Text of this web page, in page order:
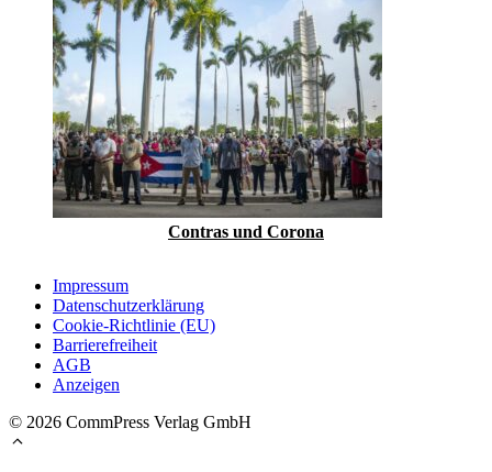
Contras und Corona
Impressum
Datenschutzerklärung
Cookie-Richtlinie (EU)
Barrierefreiheit
AGB
Anzeigen
© 2026 CommPress Verlag GmbH